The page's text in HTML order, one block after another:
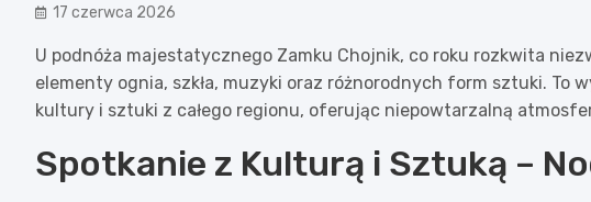
17 czerwca 2026
U podnóża majestatycznego Zamku Chojnik, co roku rozkwita
elementy ognia, szkła, muzyki oraz różnorodnych form sztuki. To
kultury i sztuki z całego regionu, oferując niepowtarzalną
Spotkanie z Kulturą i Sztuką –